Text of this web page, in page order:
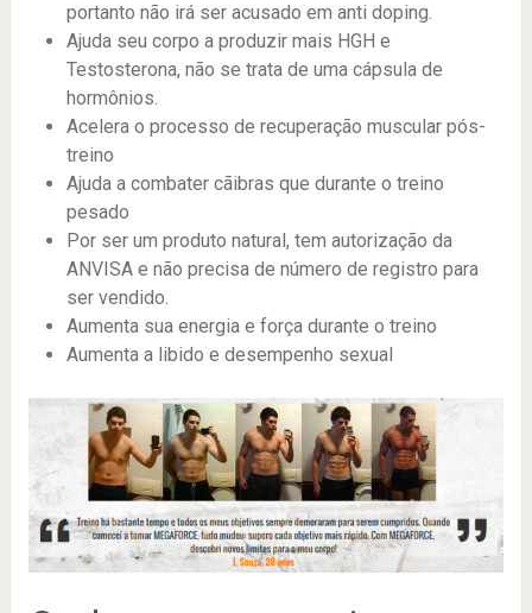
portanto não irá ser acusado em anti doping.
Ajuda seu corpo a produzir mais HGH e
Testosterona, não se trata de uma cápsula de
hormônios.
Acelera o processo de recuperação muscular pós-
treino
Ajuda a combater cãibras que durante o treino
pesado
Por ser um produto natural, tem autorização da
ANVISA e não precisa de número de registro para
ser vendido.
Aumenta sua energia e força durante o treino
Aumenta a libido e desempenho sexual